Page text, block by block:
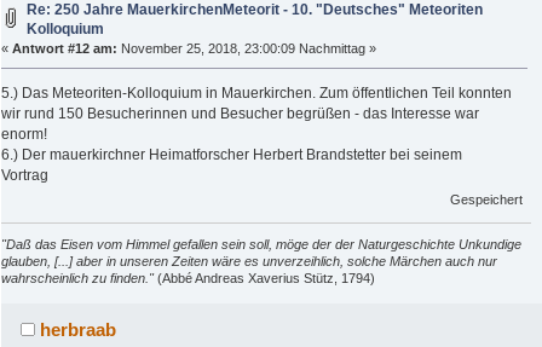
Re: 250 Jahre MauerkirchenMeteorit - 10. "Deutsches" Meteoriten
Kolloquium
« Antwort #12 am: November 25, 2018, 23:00:09 Nachmittag »
5.) Das Meteoriten-Kolloquium in Mauerkirchen. Zum öffentlichen Teil konnten
wir rund 150 Besucherinnen und Besucher begrüßen - das Interesse war
enorm!
6.) Der mauerkirchner Heimatforscher Herbert Brandstetter bei seinem
Vortrag
Gespeichert
"Daß das Eisen vom Himmel gefallen sein soll, möge der der Naturgeschichte Unkundige
glauben, [...] aber in unseren Zeiten wäre es unverzeihlich, solche Märchen auch nur
wahrscheinlich zu finden."(Abbé Andreas Xaverius Stütz, 1794)
herbraab